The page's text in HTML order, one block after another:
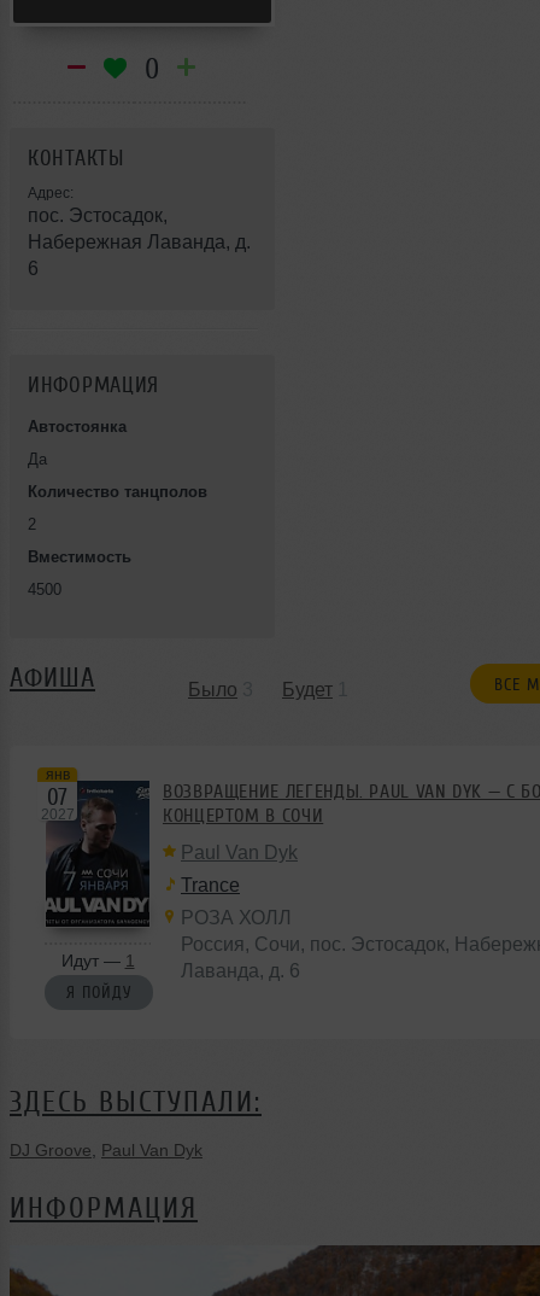
0
КОНТАКТЫ
Адрес:
пос. Эстосадок,
Набережная Лаванда, д.
6
ИНФОРМАЦИЯ
Автостоянка
Да
Количество танцполов
2
Вместимость
4500
ВСЕ
АФИША Было Будет
янв
07
2027
Идут — 1
Я ПОЙДУ
ВОЗВРАЩЕНИЕ ЛЕГЕНДЫ. PAUL VAN DYK — С
КОНЦЕРТОМ В СОЧИ
Paul Van Dyk
Trance
РОЗА ХОЛЛ
Россия, Сочи, пос. Эстосадок,
Лаванда, д. 6
ЗДЕСЬ ВЫСТУПАЛИ:
DJ Groove, Paul Van Dyk
ИНФОРМАЦИЯ